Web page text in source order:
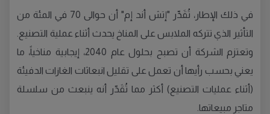
في ذلك الإطار، تُقَدِّر "إتش أند إم" أن حوالى 70 في المئة من
التأثير الذي تتركه الملابس على المناخ يحدث أثناء عملية التصنيع.
وتعتزم الشركة أن تصبح بحلول عام 2040، إيجابية مناخياً، ما
يعني بحسب رأيها أن تعمل على تقليل انبعاثات الغازات الدفيئة
(أثناء عمليات التصنيع) أكثر مما تُقَدّر أنه ينبعث من سلسلة
متاجر مبيعاتها.